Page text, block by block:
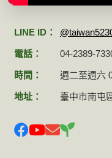
LINE ID：
電話： 04-2389-
時間： 週二至週六
地址： 臺中市南屯